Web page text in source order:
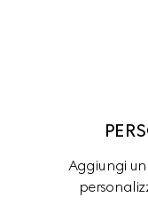
Aggiungi